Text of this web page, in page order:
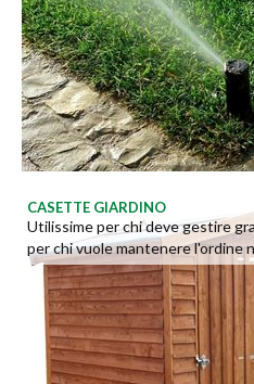
CASETTE GIARDINO
Utilissime per chi deve gestire
per chi vuole mantenere l'ordine